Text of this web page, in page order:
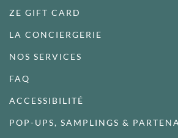
ZE GIFT CARD
LA CONCIERGERIE
NOS SERVICES
FAQ
ACCESSIBILITÉ
POP-UPS, SAMPLINGS &